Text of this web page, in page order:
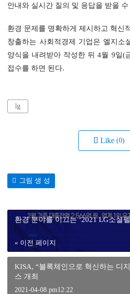
안내와 실시간 질의 및 응답을 받을 수
환경 문제를 명확하게 제시하고 혁신
창출하는 사회적경제 기업은 엘지소
양식을 내려받아 작성한 뒤 4월 9일(
접수를 하면 된다.
lg
Like (0)
그림 생 성
환경 분야를 이끄는 ‘2021 LG소셜
« 이전 페이지
KISA, “블록체인으로 혁신하는 디
스 개최
2021-04-08 pm12:22